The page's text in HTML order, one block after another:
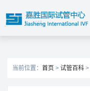
当前位置： 首页 > 试管百科 >